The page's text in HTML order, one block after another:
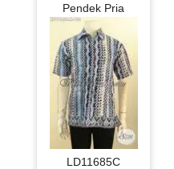
Pendek Pria
LD11685C